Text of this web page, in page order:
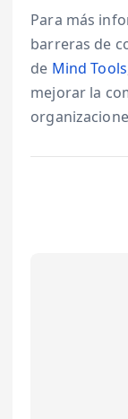
Para más
barreras de
de Mind Tools
mejorar la